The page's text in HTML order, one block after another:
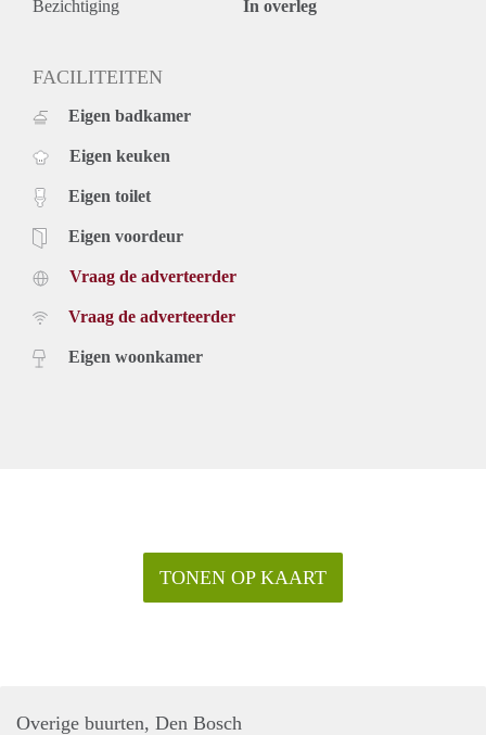
Bezichtiging In overleg
FACILITEITEN
Eigen badkamer
Eigen keuken
Eigen toilet
Eigen voordeur
Vraag de adverteerder
Vraag de adverteerder
Eigen woonkamer
TONEN OP KAART
Overige buurten, Den Bosch